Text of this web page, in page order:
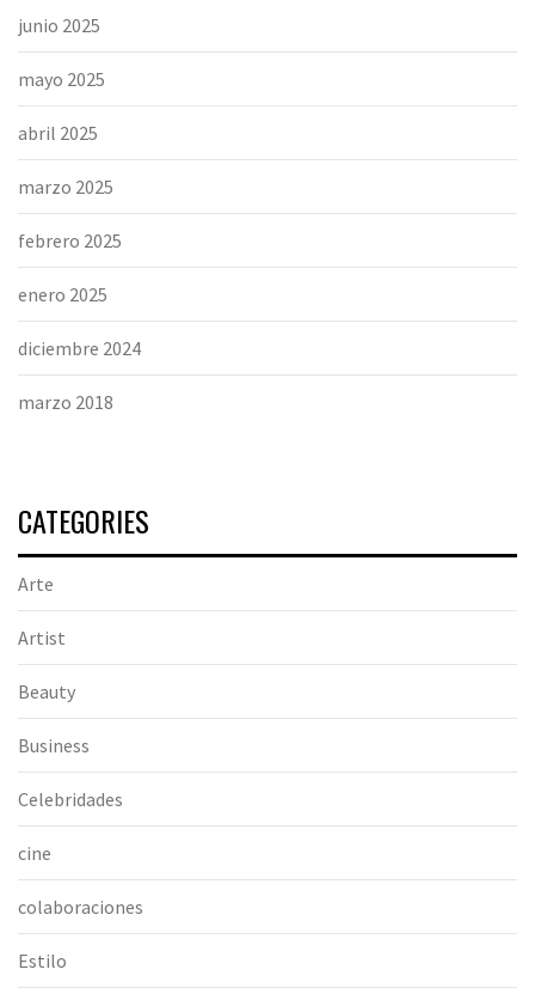
junio 2025
mayo 2025
abril 2025
marzo 2025
febrero 2025
enero 2025
diciembre 2024
marzo 2018
CATEGORIES
Arte
Artist
Beauty
Business
Celebridades
cine
colaboraciones
Estilo